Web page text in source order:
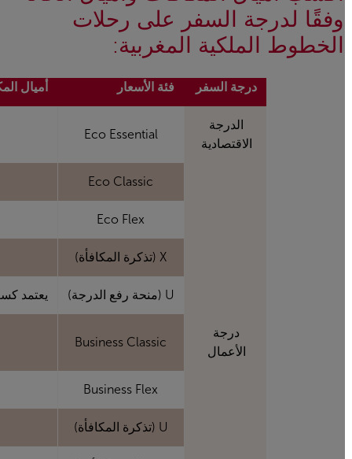
وفقًا لدرجة السفر على رحلات
الخطوط الملكية المغربية:
درجة السفر فئة الأسعار أميال
الدرجة
الاقتصادية
Eco Essential
Eco Classic
Eco Flex
U (منحة رفع الدرجة) يعتمد
درجة
الأعمال
Business Classic
Business Flex
U (تذكرة المكافأة)